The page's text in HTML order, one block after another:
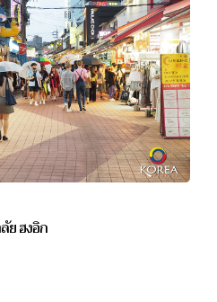
ย ฮงอิก